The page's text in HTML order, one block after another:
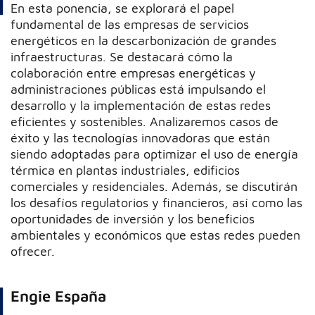
En esta ponencia, se explorará el papel
fundamental de las empresas de servicios
energéticos en la descarbonización de grandes
infraestructuras. Se destacará cómo la
colaboración entre empresas energéticas y
administraciones públicas está impulsando el
desarrollo y la implementación de estas redes
eficientes y sostenibles. Analizaremos casos de
éxito y las tecnologías innovadoras que están
siendo adoptadas para optimizar el uso de energía
térmica en plantas industriales, edificios
comerciales y residenciales. Además, se discutirán
los desafíos regulatorios y financieros, así como las
oportunidades de inversión y los beneficios
ambientales y económicos que estas redes pueden
ofrecer.
Engie España